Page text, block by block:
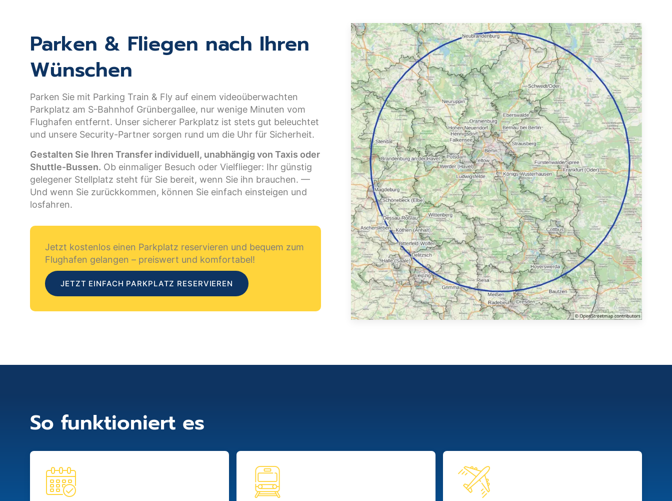
Parken & Fliegen nach Ihren
Wünschen
Parken Sie mit Parking Train & Fly auf einem videoüberwachten
Parkplatz am S-Bahnhof Grünbergallee, nur wenige Minuten vom
Flughafen entfernt. Unser sicherer Parkplatz ist stets gut beleuchtet
und unsere Security-Partner sorgen rund um die Uhr für Sicherheit.
Gestalten Sie Ihren Transfer individuell, unabhängig von Taxis oder
Shuttle-Bussen. Ob einmaliger Besuch oder Vielflieger: Ihr günstig
gelegener Stellplatz steht für Sie bereit, wenn Sie ihn brauchen. —
Und wenn Sie zurückkommen, können Sie einfach einsteigen und
losfahren.
Jetzt kostenlos einen Parkplatz reservieren und bequem zum
Flughafen gelangen – preiswert und komfortabel!
JETZT EINFACH PARKPLATZ RESERVIEREN
So funktioniert es